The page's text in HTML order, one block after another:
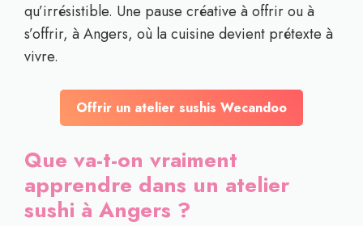
qu’irrésistible. Une pause créative à offrir ou à
s’offrir, à Angers, où la cuisine devient prétexte à
vivre.
Offrir un atelier sushis Wecandoo
Que va-t-on vraiment
apprendre dans un atelier
sushi à Angers ?